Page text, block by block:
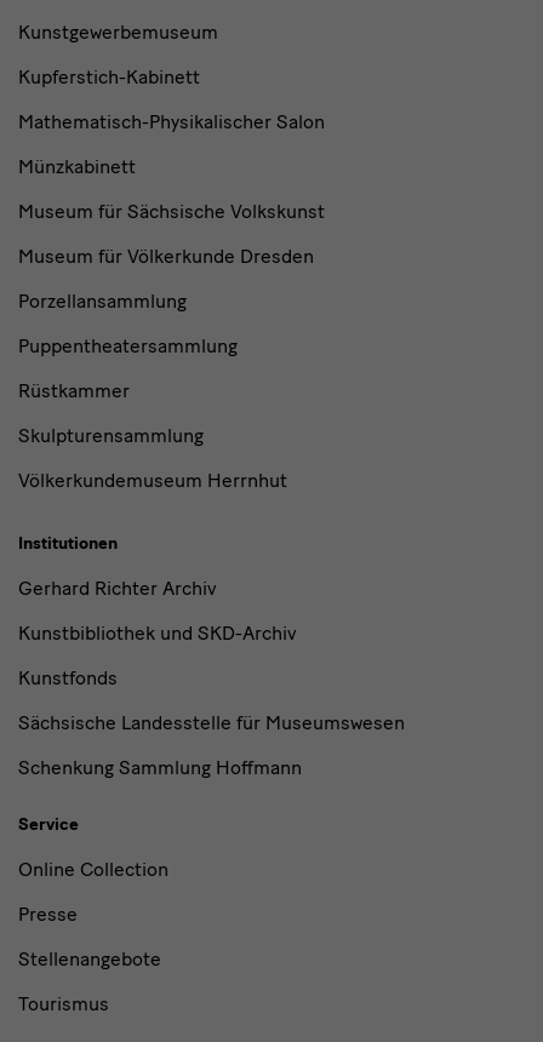
Kunstgewerbemuseum
Kupferstich-Kabinett
Mathematisch-Physikalischer Salon
Münzkabinett
Museum für Sächsische Volkskunst
Museum für Völkerkunde Dresden
Porzellansammlung
Puppentheatersammlung
Rüstkammer
Skulpturensammlung
Völkerkundemuseum Herrnhut
Institutionen
Gerhard Richter Archiv
Kunstbibliothek und SKD-Archiv
Kunstfonds
Sächsische Landesstelle für Museumswesen
Schenkung Sammlung Hoffmann
Service
Online Collection
Presse
Stellenangebote
Tourismus